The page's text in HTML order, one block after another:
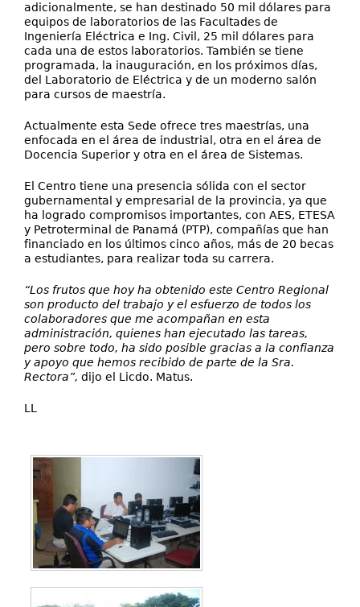
adicionalmente, se han destinado 50 mil dólares para
equipos de laboratorios de las Facultades de
Ingeniería Eléctrica e Ing. Civil, 25 mil dólares para
cada una de estos laboratorios. También se tiene
programada, la inauguración, en los próximos días,
del Laboratorio de Eléctrica y de un moderno salón
para cursos de maestría.
Actualmente esta Sede ofrece tres maestrías, una
enfocada en el área de industrial, otra en el área de
Docencia Superior y otra en el área de Sistemas.
El Centro tiene una presencia sólida con el sector
gubernamental y empresarial de la provincia, ya que
ha logrado compromisos importantes, con AES, ETESA
y Petroterminal de Panamá (PTP), compañías que han
financiado en los últimos cinco años, más de 20 becas
a estudiantes, para realizar toda su carrera.
“Los frutos que hoy ha obtenido este Centro Regional
son producto del trabajo y el esfuerzo de todos los
colaboradores que me acompañan en esta
administración, quienes han ejecutado las tareas,
pero sobre todo, ha sido posible gracias a la confianza
y apoyo que hemos recibido de parte de la Sra.
Rectora”, dijo el Licdo. Matus.
LL